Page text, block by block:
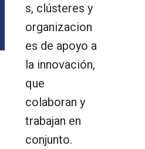
s, clústeres y
organizacion
es de apoyo a
la innovación,
que
colaboran y
trabajan en
conjunto.